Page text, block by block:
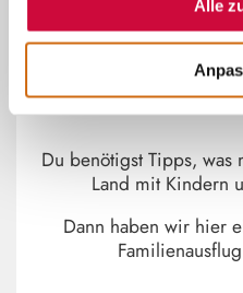
Alle
MARBURG
MIT
Du benötigst Tipps, was
Land mit Kindern
Dann haben wir hier